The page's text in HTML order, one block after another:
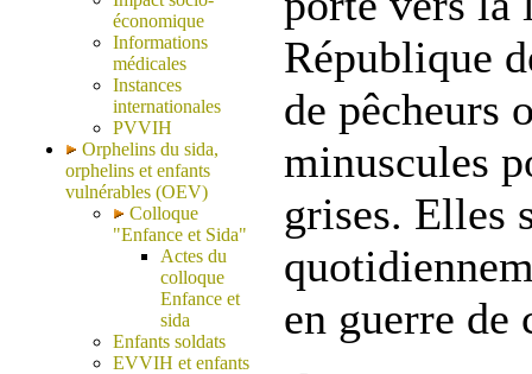
économique
Informations
médicales
Instances
internationales
PVVIH
Orphelins du sida,
orphelins et enfants
vulnérables (OEV)
Colloque
"Enfance et Sida"
Actes du
colloque
Enfance et
sida
Enfants soldats
EVVIH et enfants
République
de pêcheurs
minuscules
grises. Elles
en guerre de